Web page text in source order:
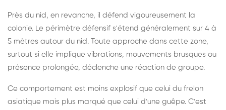
Près du nid, en revanche, il défend vigoureusement la
colonie. Le périmètre défensif s'étend généralement sur 4 à
5 mètres autour du nid. Toute approche dans cette zone,
surtout si elle implique vibrations, mouvements brusques ou
présence prolongée, déclenche une réaction de groupe.
Ce comportement est moins explosif que celui du frelon
asiatique mais plus marqué que celui d'une guêpe. C'est